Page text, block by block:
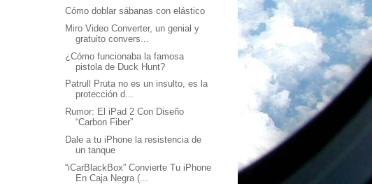
Cómo doblar sábanas con elástico
Miro Video Converter, un genial y
gratuito convers...
¿Cómo funcionaba la famosa
pistola de Duck Hunt?
Patrull Pruta no es un insulto, es la
protección d...
Rumor: El iPad 2 Con Diseño
“Carbon Fiber”
Dale a tu iPhone la resistencia de
un tanque
“iCarBlackBox” Convierte Tu iPhone
En Caja Negra (...